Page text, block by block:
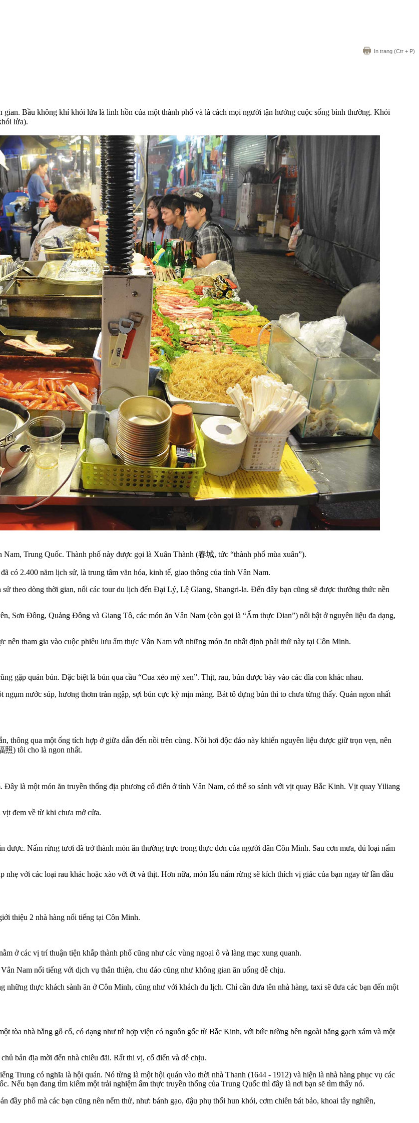
In trang (Ctr + P)
Bầu không khí khói lửa là linh hồn của một thành phố và là cách mọi người tận hưởng cuộc sống bình thường. Khói
lửa).
Trung Quốc. Thành phố này được gọi là Xuân Thành (春城, tức “thành phố mùa xuân”).
có 2.400 năm lịch sử, là trung tâm văn hóa, kinh tế, giao thông của tỉnh Vân Nam.
theo dòng thời gian, nối các tour du lịch đến Đại Lý, Lệ Giang, Shangri-la. Đến đây bạn cũng sẽ được thưởng thức nền
Sơn Đông, Quảng Đông và Giang Tô, các món ăn Vân Nam (còn gọi là “Ẩm thực Dian”) nổi bật ở nguyên liệu đa dạng,
nên tham gia vào cuộc phiêu lưu ẩm thực Vân Nam với những món ăn nhất định phải thử này tại Côn Minh.
gặp quán bún. Đặc biệt là bún qua cầu “Cua xẻo mỳ xen”. Thịt, rau, bún được bày vào các đĩa con khác nhau.
nước súp, hương thơm tràn ngập, sợi bún cực kỳ mịn màng. Bát tô đựng bún thì to chưa từng thấy. Quán ngon nhất
thông qua một ống tích hợp ở giữa dẫn đến nồi trên cùng. Nồi hơi độc đáo này khiến nguyên liệu được giữ trọn vẹn, nên
照) tôi cho là ngon nhất.
là một món ăn truyền thống địa phương cổ điển ở tỉnh Vân Nam, có thể so sánh với vịt quay Bắc Kinh. Vịt quay Yiliang
vịt đem về từ khi chưa mở cửa.
được. Nấm rừng tươi đã trở thành món ăn thường trực trong thực đơn của người dân Côn Minh. Sau cơn mưa, đủ loại nấm
nhẹ với các loại rau khác hoặc xào với ớt và thịt. Hơn nữa, món lẩu nấm rừng sẽ kích thích vị giác của bạn ngay từ lần đầu
thiệu 2 nhà hàng nổi tiếng tại Côn Minh.
ở các vị trí thuận tiện khắp thành phố cũng như các vùng ngoại ô và làng mạc xung quanh.
Nam nổi tiếng với dịch vụ thân thiện, chu đáo cũng như không gian ăn uống dễ chịu.
thực khách sành ăn ở Côn Minh, cũng như với khách du lịch. Chỉ cần đưa tên nhà hàng, taxi sẽ đưa các bạn đến một
tòa nhà bằng gỗ cổ, có dạng như tứ hợp viện có nguồn gốc từ Bắc Kinh, với bức tường bên ngoài bằng gạch xám và một
bản địa mời đến nhà chiêu đãi. Rất thi vị, cổ điển và dễ chịu.
Trung có nghĩa là hội quán. Nó từng là một hội quán vào thời nhà Thanh (1644 - 1912) và hiện là nhà hàng phục vụ các
Nếu bạn đang tìm kiếm một trải nghiệm ẩm thực truyền thống của Trung Quốc thì đây là nơi bạn sẽ tìm thấy nó.
đầy phố mà các bạn cũng nên nếm thử, như: bánh gạo, đậu phụ thối hun khói, cơm chiên bát bảo, khoai tây nghiền,